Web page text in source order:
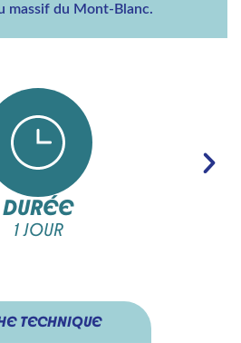
massif du Mont-Blanc.
DURÉE
1 JOUR
TECHNIQUE